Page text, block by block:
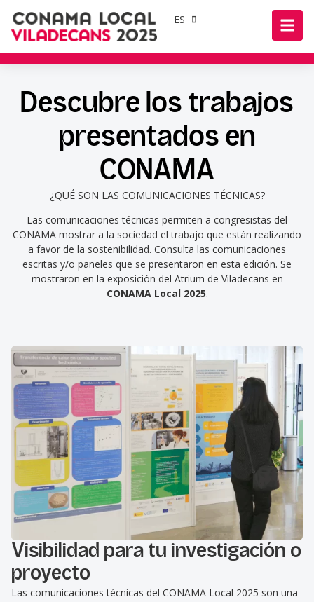
ES
Descubre los trabajos
presentados en
CONAMA
¿QUÉ SON LAS COMUNICACIONES TÉCNICAS?
Las comunicaciones técnicas permiten a congresistas del
CONAMA mostrar a la sociedad el trabajo que están realizando
a favor de la sostenibilidad. Consulta las comunicaciones
escritas y/o paneles que se presentaron en esta edición. Se
mostraron en la exposición del Atrium de Viladecans en
CONAMA Local 2025.
Visibilidad para tu investigación o
proyecto
Las comunicaciones técnicas del CONAMA Local 2025 son una